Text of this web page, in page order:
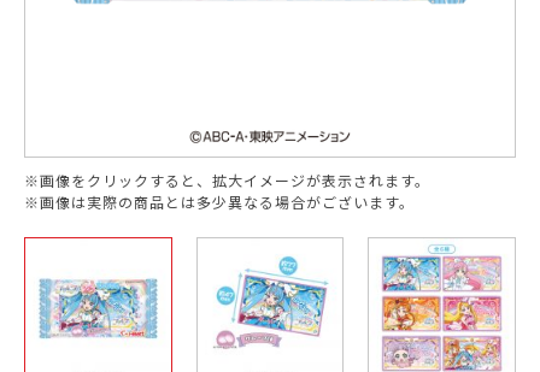
※画像をクリックすると、拡大イメージが表示されます。
※画像は実際の商品とは多少異なる場合がございます。